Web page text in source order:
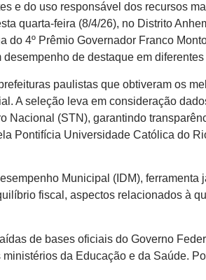
e do uso responsável dos recursos
quarta-feira (8/4/26), no Distrito
do 4º Prêmio Governador Franco
de destaque em
paulistas que obtiveram os
A seleção leva em consideração
Nacional (STN), garantindo
Pontifícia Universidade Católica do
Municipal (IDM), ferramenta
fiscal, aspectos relacionados à
de bases oficiais do Governo
da Educação e da Saúde.